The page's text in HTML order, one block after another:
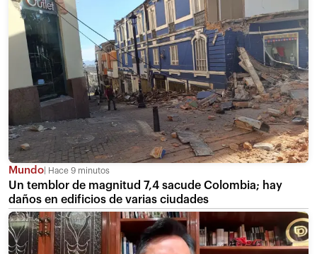
Mundo Hace 9 minutos
Un temblor de magnitud 7,4 sacude Colombia; hay
daños en edificios de varias ciudades